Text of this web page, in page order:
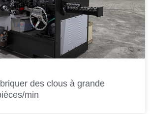
des clous à grande
min